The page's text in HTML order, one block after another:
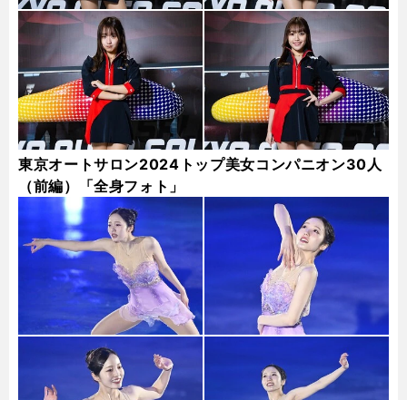
東京オートサロン2024トップ美女コンパニオン30人
（前編）「全身フォト」